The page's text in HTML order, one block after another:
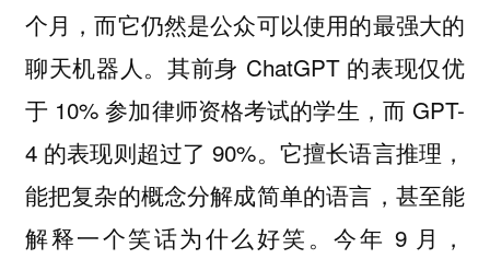
个月，而它仍然是公众可以使用的最强大的
聊天机器人。其前身 ChatGPT 的表现仅优
于 10% 参加律师资格考试的学生，而 GPT-
4 的表现则超过了 90%。它擅长语言推理，
能把复杂的概念分解成简单的语言，甚至能
解释一个笑话为什么好笑。今年 9 月，